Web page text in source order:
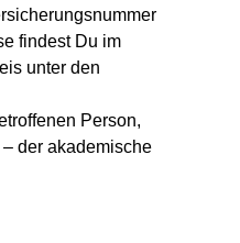
findest Du im
unter den
Person,
der akademische